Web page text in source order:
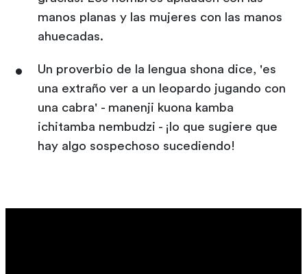
manos planas y las mujeres con las manos
ahuecadas.
Un proverbio de la lengua shona dice, 'es
una extraño ver a un leopardo jugando con
una cabra' - manenji kuona kamba
ichitamba nembudzi - ¡lo que sugiere que
hay algo sospechoso sucediendo!